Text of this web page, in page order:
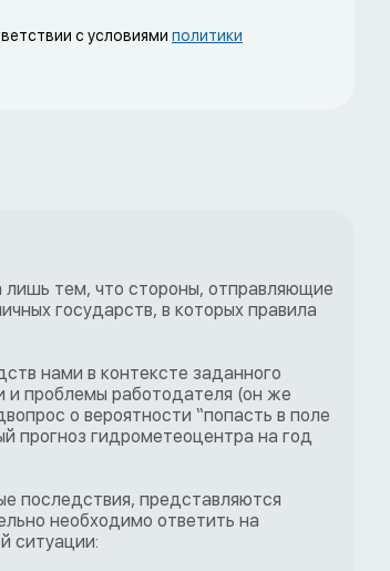
с условиями политики
лишь тем, что стороны, отправляющие
государств, в которых правила
нами в контексте заданного
и проблемы работодателя (он же
о вероятности “попасть в поле
прогноз гидрометеоцентра на год
последствия, представляются
необходимо ответить на
ситуации: